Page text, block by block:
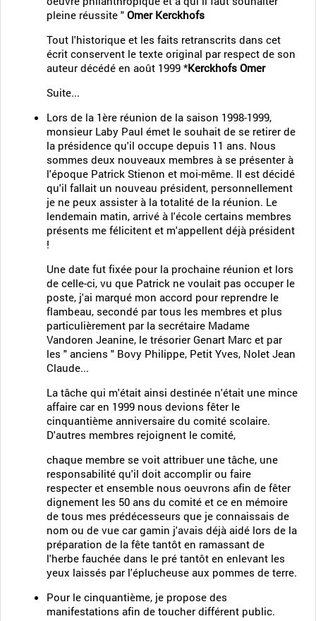
pleine réussite " Omer Kerckhofs
Tout l'historique et les faits retranscrits dans cet
écrit conservent le texte original par respect de son
auteur décédé en août 1999 *Kerckhofs Omer
Suite...
Lors de la 1ère réunion de la saison 1998-1999,
monsieur Laby Paul émet le souhait de se retirer de
la présidence qu'il occupe depuis 11 ans. Nous
sommes deux nouveaux membres à se présenter à
l'époque Patrick Stienon et moi-même. Il est décidé
qu'il fallait un nouveau président, personnellement
je ne peux assister à la totalité de la réunion. Le
lendemain matin, arrivé à l'école certains membres
présents me félicitent et m'appellent déjà président
!
Une date fut fixée pour la prochaine réunion et lors
de celle-ci, vu que Patrick ne voulait pas occuper le
poste, j'ai marqué mon accord pour reprendre le
flambeau, secondé par tous les membres et plus
particulièrement par la secrétaire Madame
Vandoren Jeanine, le trésorier Genart Marc et par
les " anciens " Bovy Philippe, Petit Yves, Nolet Jean
Claude...
La tâche qui m'était ainsi destinée n'était une mince
affaire car en 1999 nous devions fêter le
cinquantième anniversaire du comité scolaire.
D'autres membres rejoignent le comité,
chaque membre se voit attribuer une tâche, une
responsabilité qu'il doit accomplir ou faire
respecter et ensemble nous oeuvrons afin de fêter
dignement les 50 ans du comité et ce en mémoire
de tous mes prédécesseurs que je connaissais de
nom ou de vue car gamin j'avais déjà aidé lors de la
préparation de la fête tantôt en ramassant de
l'herbe fauchée dans le pré tantôt en enlevant les
yeux laissés par l'éplucheuse aux pommes de terre.
Pour le cinquantième, je propose des
manifestations afin de toucher différent public.